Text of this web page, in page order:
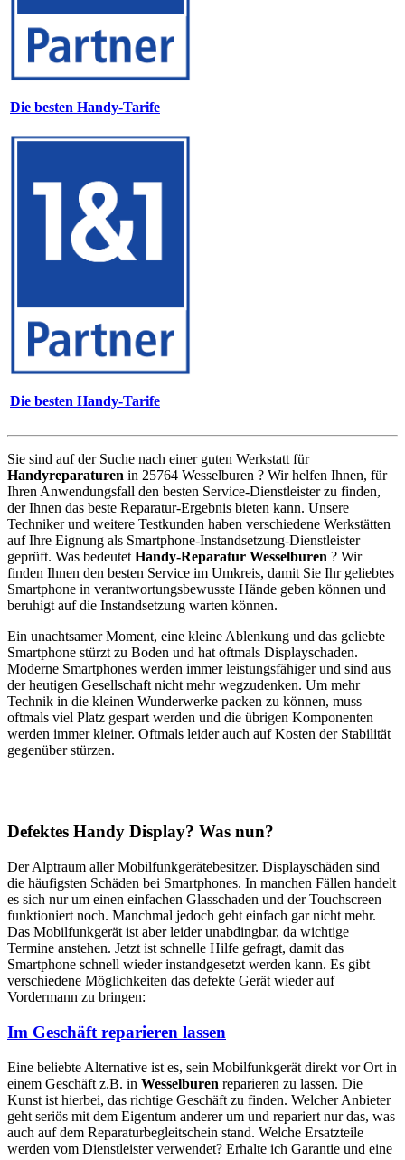
Die besten Handy-Tarife
Die besten Handy-Tarife
Sie sind auf der Suche nach einer guten Werkstatt für
Handyreparaturen in 25764 Wesselburen ? Wir helfen Ihnen, für
Ihren Anwendungsfall den besten Service-Dienstleister zu finden,
der Ihnen das beste Reparatur-Ergebnis bieten kann. Unsere
Techniker und weitere Testkunden haben verschiedene Werkstätten
auf Ihre Eignung als Smartphone-Instandsetzung-Dienstleister
geprüft. Was bedeutet Handy-Reparatur Wesselburen ? Wir
finden Ihnen den besten Service im Umkreis, damit Sie Ihr geliebtes
Smartphone in verantwortungsbewusste Hände geben können und
beruhigt auf die Instandsetzung warten können.
Ein unachtsamer Moment, eine kleine Ablenkung und das geliebte
Smartphone stürzt zu Boden und hat oftmals Displayschaden.
Moderne Smartphones werden immer leistungsfähiger und sind aus
der heutigen Gesellschaft nicht mehr wegzudenken. Um mehr
Technik in die kleinen Wunderwerke packen zu können, muss
oftmals viel Platz gespart werden und die übrigen Komponenten
werden immer kleiner. Oftmals leider auch auf Kosten der Stabilität
gegenüber stürzen.
Defektes Handy Display? Was nun?
Der Alptraum aller Mobilfunkgerätebesitzer. Displayschäden sind
die häufigsten Schäden bei Smartphones. In manchen Fällen handelt
es sich nur um einen einfachen Glasschaden und der Touchscreen
funktioniert noch. Manchmal jedoch geht einfach gar nicht mehr.
Das Mobilfunkgerät ist aber leider unabdingbar, da wichtige
Termine anstehen. Jetzt ist schnelle Hilfe gefragt, damit das
Smartphone schnell wieder instandgesetzt werden kann. Es gibt
verschiedene Möglichkeiten das defekte Gerät wieder auf
Vordermann zu bringen:
Im Geschäft reparieren lassen
Eine beliebte Alternative ist es, sein Mobilfunkgerät direkt vor Ort in
einem Geschäft z.B. in Wesselburen reparieren zu lassen. Die
Kunst ist hierbei, das richtige Geschäft zu finden. Welcher Anbieter
geht seriös mit dem Eigentum anderer um und repariert nur das, was
auch auf dem Reparaturbegleitschein stand. Welche Ersatzteile
werden vom Dienstleister verwendet? Erhalte ich Garantie und eine